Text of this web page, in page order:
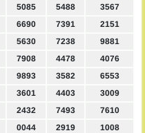
5085 5488
3567
6690 7391
2151
5630 7238
9881
7908 4478
4076
9893 3582
6553
3601 4403
3009
2432 7493
7610
0044 2919
1008